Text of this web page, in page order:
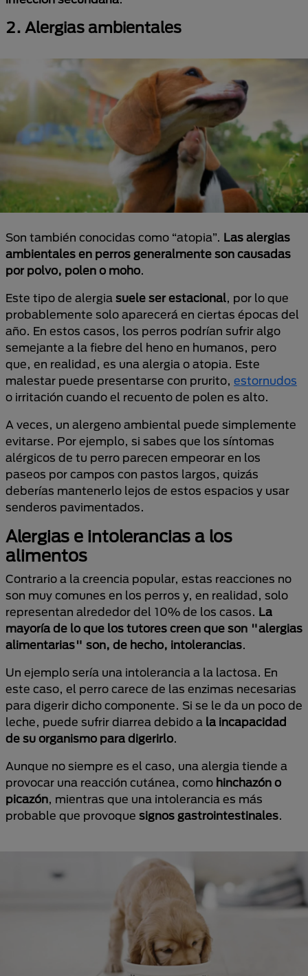
2. Alergias ambientales
Son también conocidas como “atopia”. Las alergias
ambientales en perros generalmente son causadas
por polvo, polen o moho.
Este tipo de alergia suele ser estacional, por lo que
probablemente solo aparecerá en ciertas épocas del
año. En estos casos, los perros podrían sufrir algo
semejante a la fiebre del heno en humanos, pero
que, en realidad, es una alergia o atopia. Este
malestar puede presentarse con prurito, estornudos
o irritación cuando el recuento de polen es alto.
A veces, un alergeno ambiental puede simplemente
evitarse. Por ejemplo, si sabes que los síntomas
alérgicos de tu perro parecen empeorar en los
paseos por campos con pastos largos, quizás
deberías mantenerlo lejos de estos espacios y usar
senderos pavimentados.
Alergias e intolerancias a los
alimentos
Contrario a la creencia popular, estas reacciones no
son muy comunes en los perros y, en realidad, solo
representan alrededor del 10% de los casos. La
mayoría de lo que los tutores creen que son "alergias
alimentarias" son, de hecho, intolerancias.
Un ejemplo sería una intolerancia a la lactosa. En
este caso, el perro carece de las enzimas necesarias
para digerir dicho componente. Si se le da un poco de
leche, puede sufrir diarrea debido a la incapacidad
de su organismo para digerirlo.
Aunque no siempre es el caso, una alergia tiende a
provocar una reacción cutánea, como hinchazón o
picazón, mientras que una intolerancia es más
probable que provoque signos gastrointestinales.